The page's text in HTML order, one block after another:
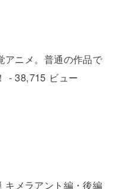
ニメ。普通の作品で
- 38,715 ビュー
メラアント編・後編